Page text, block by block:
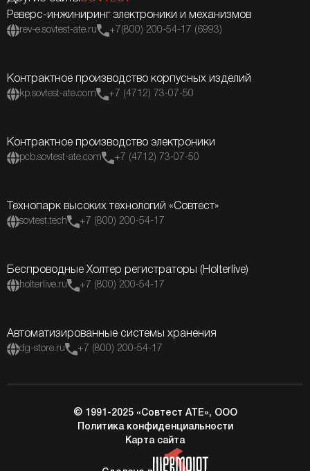
Реверс-инжиниринг электроники и механизмов
rev-e.sovtest-ate.ru +7(800) 200-54-17 (6993)
Контрактное производство корпусных изделий
kp.sovtest-ate.com +7 (4712) 73-07-50
Контрактное производство электроники
pcb.sovtest-ate.com +7 (4712) 73-07-50
Технопарк высоких технологий «Совтест»
sovtest.tech +7 (800) 200-54-17
Беспроводные Холтер регистраторы (Holterlive)
holterlive.ru +7 (800) 200-54-17
Автоматизированные системы хранения
dg-store.ru +7 (800) 200-54-17
© 1991-2025 «Совтест АТЕ», ООО
Политика конфиденциальности
Карта сайта